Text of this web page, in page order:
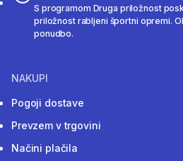
S programom Druga priložnost
priložnost rabljeni športni opremi.
ponudbo.
NAKUPI
Pogoji dostave
Prevzem v trgovini
Načini plačila